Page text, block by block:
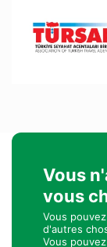
Vous
vous
Vous
d'autres
Vous